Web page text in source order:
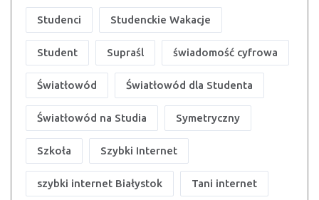
Studenci Studenckie Wakacje
Student Supraśl świadomość cyfrowa
Światłowód Światłowód dla Studenta
Światłowód na Studia Symetryczny
Szkoła Szybki Internet
szybki internet Białystok Tani internet